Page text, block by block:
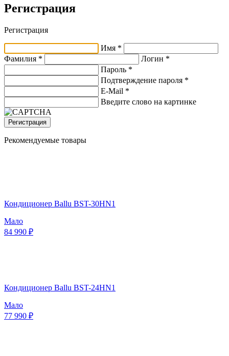
Регистрация
Регистрация
Имя *
Фамилия *
Логин *
Пароль *
Подтверждение пароля *
E-Mail *
Введите слово на картинке
Регистрация
Рекомендуемые товары
Кондиционер Ballu BST-30HN1
Мало
84 990 ₽
Кондиционер Ballu BST-24HN1
Мало
77 990 ₽